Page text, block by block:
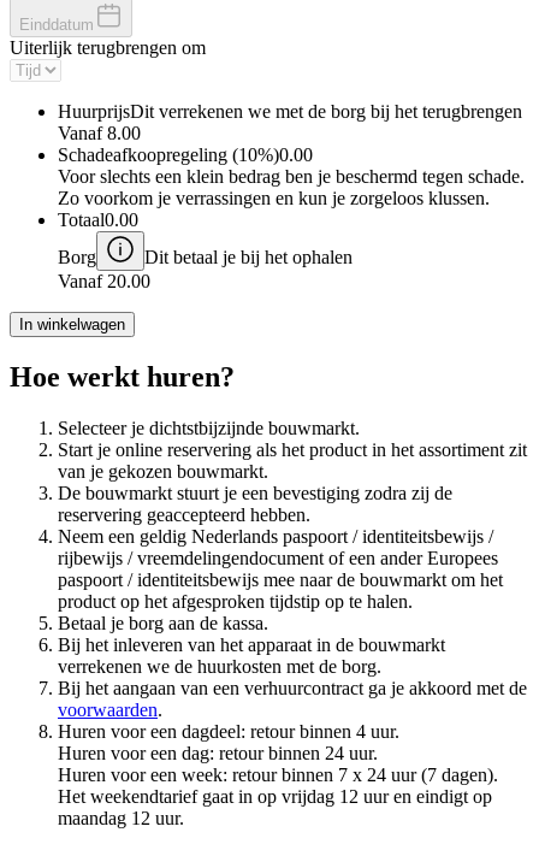
Einddatum
Uiterlijk terugbrengen om
HuurprijsDit verrekenen we met de borg bij het terugbrengen
Vanaf 8.00
Schadeafkoopregeling (10%)0.00
Voor slechts een klein bedrag ben je beschermd tegen schade.
Zo voorkom je verrassingen en kun je zorgeloos klussen.
Totaal0.00
Borg
Dit betaal je bij het ophalen
Vanaf 20.00
In winkelwagen
Hoe werkt huren?
Selecteer je dichtstbijzijnde bouwmarkt.
Start je online reservering als het product in het assortiment zit
van je gekozen bouwmarkt.
De bouwmarkt stuurt je een bevestiging zodra zij de
reservering geaccepteerd hebben.
Neem een geldig Nederlands paspoort / identiteitsbewijs /
rijbewijs / vreemdelingendocument of een ander Europees
paspoort / identiteitsbewijs mee naar de bouwmarkt om het
product op het afgesproken tijdstip op te halen.
Betaal je borg aan de kassa.
Bij het inleveren van het apparaat in de bouwmarkt
verrekenen we de huurkosten met de borg.
Bij het aangaan van een verhuurcontract ga je akkoord met de
voorwaarden.
Huren voor een dagdeel: retour binnen 4 uur.
Huren voor een dag: retour binnen 24 uur.
Huren voor een week: retour binnen 7 x 24 uur (7 dagen).
Het weekendtarief gaat in op vrijdag 12 uur en eindigt op
maandag 12 uur.